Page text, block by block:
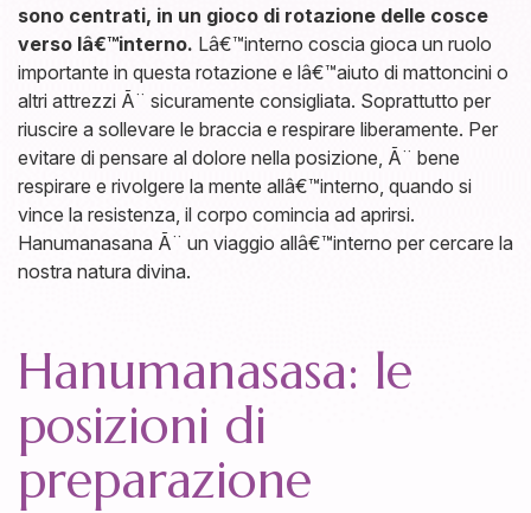
sono centrati, in un gioco di rotazione delle cosce
verso lâ€™interno. Lâ€™interno coscia gioca un ruolo
importante in questa rotazione e lâ€™aiuto di mattoncini o
altri attrezzi Ã¨ sicuramente consigliata. Soprattutto per
riuscire a sollevare le braccia e respirare liberamente. Per
evitare di pensare al dolore nella posizione, Ã¨ bene
respirare e rivolgere la mente allâ€™interno, quando si
vince la resistenza, il corpo comincia ad aprirsi.
Hanumanasana Ã¨ un viaggio allâ€™interno per cercare la
nostra natura divina.
Hanumanasasa: le
posizioni di
preparazione